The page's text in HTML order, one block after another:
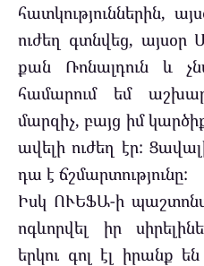
հատկություններին,
ուժեղ գտնվեց, այսօր
քան Ռոնալդուն և
համարում եմ
մարզիչ, բայց իմ
ավելի ուժեղ էր:
դա է ճշմարտությունը:
Իսկ ՈՒԵՖԱ-ի
ոգևորվել իր
երկու գոլ էլ իրանք